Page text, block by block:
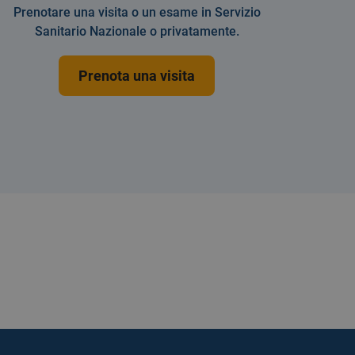
Prenotare una visita o un esame in Servizio
Sanitario Nazionale o privatamente.
Prenota una visita